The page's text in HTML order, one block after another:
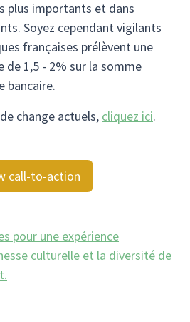
plus importants et dans
Soyez cependant vigilants
françaises prélèvent une
de 1,5 - 2% sur la somme
bancaire.
change actuels, cliquez ici.
call-to-action
pour une expérience
culturelle et la diversité de